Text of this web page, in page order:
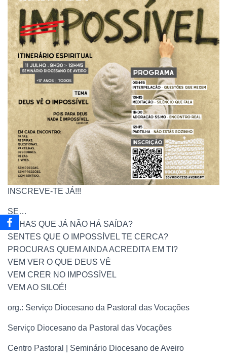
INSCREVE-TE JÁ!!!
SE…
ACHAS QUE JÁ NÃO HÁ SAÍDA?
SENTES QUE O IMPOSSÍVEL TE CERCA?
PROCURAS QUEM AINDA ACREDITA EM TI?
VEM VER O QUE DEUS VÊ
VEM CRER NO IMPOSSÍVEL
VEM AO SILOÉ!
org.: Serviço Diocesano da Pastoral das Vocações
Serviço Diocesano da Pastoral das Vocações
Centro Pastoral | Seminário Diocesano de Aveiro